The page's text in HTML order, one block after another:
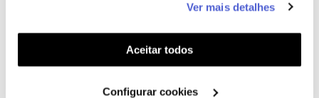
funcionalidades (cookies de personalização e
funcionalidade) e adaptar anúncios aos seus interesses
(cookies de publicidade personalizada). Pode gerir a
utilização dos cookies clicando em "Configurar
Ver mais detalhes
Aceitar todos
Configurar cookies
através da aplicação. Se mesmo assim não conseguir, ligue 16990
possa ser resolvida a anomalia.